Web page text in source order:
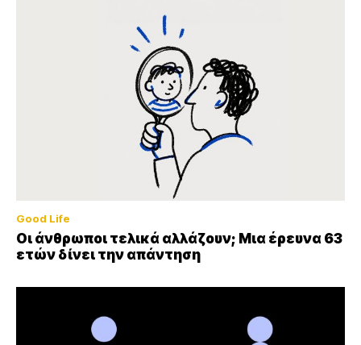
Good Life
Οι άνθρωποι τελικά αλλάζουν; Μια έρευνα 63
ετών δίνει την απάντηση